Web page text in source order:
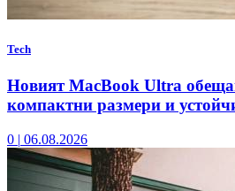
Tech
Новият MacBook Ultra
компактни размери и
0 | 06.08.2026